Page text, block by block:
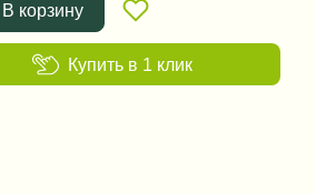
В корзину
Купить в 1 клик